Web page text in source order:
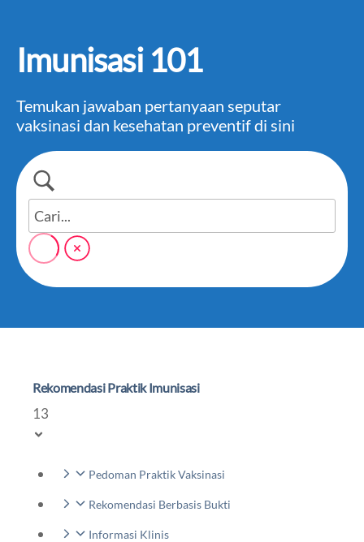
Imunisasi 101
Temukan jawaban pertanyaan seputar
vaksinasi dan kesehatan preventif di sini
Rekomendasi Praktik Imunisasi
13
Pedoman Praktik Vaksinasi
Rekomendasi Berbasis Bukti
Informasi Klinis